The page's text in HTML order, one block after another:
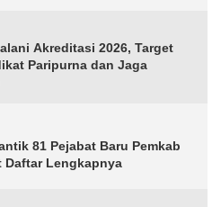
Akreditasi 2026, Target
Paripurna dan Jaga
81 Pejabat Baru Pemkab
Daftar Lengkapnya